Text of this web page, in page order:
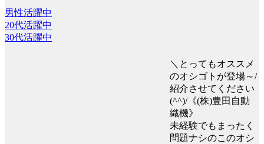
男性活躍中
20代活躍中
30代活躍中
＼とってもオススメ
のオシゴトが登場～/
紹介させてください
(^^)/《(株)豊田自動
織機》
未経験でもまったく
問題ナシのこのオシ